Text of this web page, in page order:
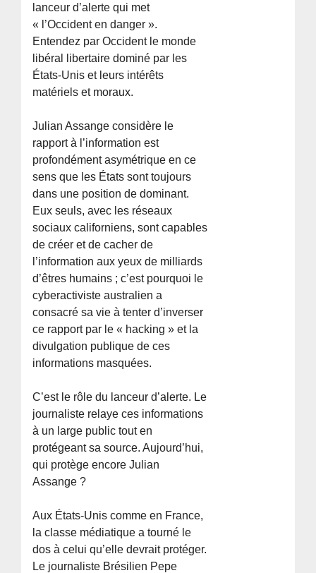
lanceur d’alerte qui met
« l’Occident en danger ».
Entendez par Occident le monde
libéral libertaire dominé par les
États-Unis et leurs intérêts
matériels et moraux.
Julian Assange considère le
rapport à l’information est
profondément asymétrique en ce
sens que les États sont toujours
dans une position de dominant.
Eux seuls, avec les réseaux
sociaux californiens, sont capables
de créer et de cacher de
l’information aux yeux de milliards
d’êtres humains ; c’est pourquoi le
cyberactiviste australien a
consacré sa vie à tenter d’inverser
ce rapport par le « hacking » et la
divulgation publique de ces
informations masquées.
C’est le rôle du lanceur d’alerte. Le
journaliste relaye ces informations
à un large public tout en
protégeant sa source. Aujourd’hui,
qui protège encore Julian
Assange ?
Aux États-Unis comme en France,
la classe médiatique a tourné le
dos à celui qu’elle devrait protéger.
Le journaliste Brésilien Pepe